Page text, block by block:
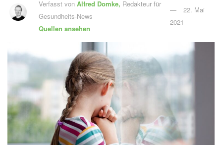
Verfasst vonAlfred Domke, Redakteur für
Gesundheits-News
Quellen ansehen
22. Mai
2021